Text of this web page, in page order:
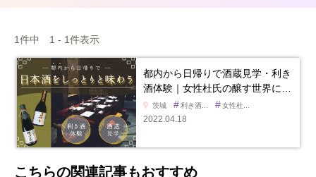
1件中 1 - 1件表示
都内から日帰りで酒蔵見学・利き
酒体験｜女性杜氏の醸す世界に…
茨城 #利き酒... #女性杜...
2022.04.18
こちらの関連記事もおすすめ